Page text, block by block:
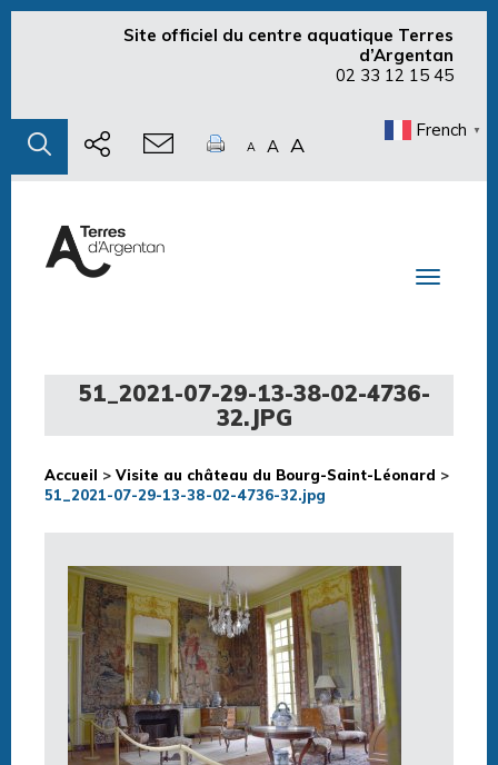
Site officiel du centre aquatique Terres
d’Argentan
02 33 12 15 45
A A A
French ▼
Toggle
51_2021-07-29-13-38-02-4736-
32.JPG
Accueil > Visite au château du Bourg-Saint-Léonard >
51_2021-07-29-13-38-02-4736-32.jpg